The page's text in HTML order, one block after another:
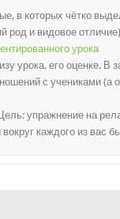
в которых чётко
и видовое
урока
урока, его оценке. В
с учениками (а
упражнение на
каждого из вас